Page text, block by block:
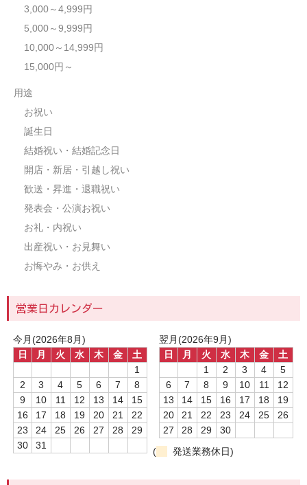
3,000～4,999円
5,000～9,999円
10,000～14,999円
15,000円～
用途
お祝い
誕生日
結婚祝い・結婚記念日
開店・新居・引越し祝い
歓送・昇進・退職祝い
発表会・公演お祝い
お礼・内祝い
出産祝い・お見舞い
お悔やみ・お供え
営業日カレンダー
今月(2026年8月)
日
月 火 水 木 金
土
1
2
3 4 5 6 7
8
9
10 11 12 13 14
15
16
17 18 19 20 21
22
23
24 25 26 27 28
29
30
31
翌月(2026年9月)
日
月 火 水 木 金
土
1
2 3 4
5
6
7 8 9 10 11
12
13
14 15 16 17 18
19
20
21 22 23 24 25
26
27
28 29
30
(
発送業務休日)